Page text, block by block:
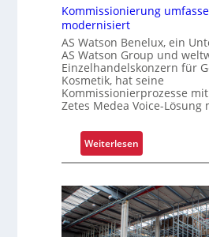
Kommissionierung
modernisiert
AS Watson Benelux, ein
AS Watson Group und
Einzelhandelskonzern für
Kosmetik, hat seine
Kommissionierprozesse
Zetes Medea Voice-Lösung
Weiterlesen:
K
m
m
i